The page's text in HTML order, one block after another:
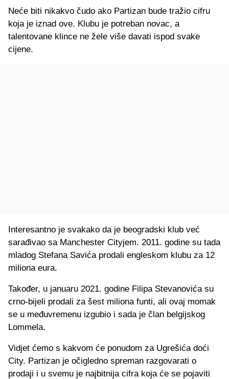
Neće biti nikakvo čudo ako Partizan bude tražio cifru
koja je iznad ove. Klubu je potreban novac, a
talentovane klince ne žele više davati ispod svake
cijene.
Interesantno je svakako da je beogradski klub već
sarađivao sa Manchester Cityjem. 2011. godine su tada
mladog Stefana Savića prodali engleskom klubu za 12
miliona eura.
Također, u januaru 2021. godine Filipa Stevanovića su
crno-bijeli prodali za šest miliona funti, ali ovaj momak
se u međuvremenu izgubio i sada je član belgijskog
Lommela.
Vidjet ćemo s kakvom će ponudom za Ugrešića doći
City. Partizan je očigledno spreman razgovarati o
prodaji i u svemu je najbitnija cifra koja će se pojaviti